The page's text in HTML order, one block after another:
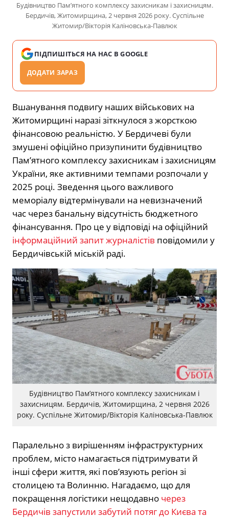
Будівництво Пам’ятного комплексу захисникам і захисницям.
Бердичів, Житомирщина, 2 червня 2026 року. Суспільне
Житомир/Вікторія Каліновська-Павлюк
ПІДПИШІТЬСЯ НА НАС В GOOGLE
ДОДАТИ ЗАРАЗ
Вшанування подвигу наших військових на
Житомирщині наразі зіткнулося з жорсткою
фінансовою реальністю. У Бердичеві були
змушені офіційно призупинити будівництво
Пам’ятного комплексу захисникам і захисницям
України, яке активними темпами розпочали у
2025 році. Зведення цього важливого
меморіалу відтермінували на невизначений
час через банальну відсутність бюджетного
фінансування. Про це у відповіді на офіційний
інформаційний запит журналістів повідомили у
Бердичівській міській раді.
Будівництво Пам’ятного комплексу захисникам і
захисницям. Бердичів, Житомирщина, 2 червня 2026
року. Суспільне Житомир/Вікторія Каліновська-Павлюк
Паралельно з вирішенням інфраструктурних
проблем, місто намагається підтримувати й
інші сфери життя, які пов’язують регіон зі
столицею та Волинню. Нагадаємо, що для
покращення логістики нещодавно через
Бердичів запустили забутий потяг до Києва та